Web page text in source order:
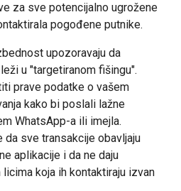
za sve potencijalno ugrožene
pogođene putnike.
upozoravaju da
u "targetiranom fišingu".
prave podatke o vašem
kako bi poslali lažne
WhatsApp-a ili imejla.
sve transakcije obavljaju
aplikacije i da ne daju
koja ih kontaktiraju izvan